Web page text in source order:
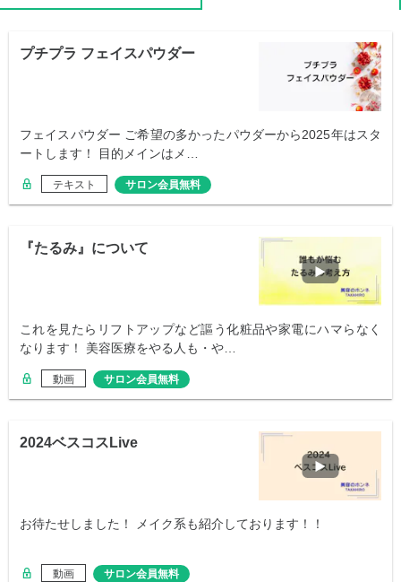
プチプラ フェイスパウダー
フェイスパウダー ご希望の多かったパウダーから2025年はスタ
ートします！ 目的メインはメ…
テキスト サロン会員無料
『たるみ』について
これを見たらリフトアップなど謳う化粧品や家電にハマらなく
なります！ 美容医療をやる人も・や…
動画 サロン会員無料
2024ベスコスLive
お待たせしました！ メイク系も紹介しております！！
動画 サロン会員無料